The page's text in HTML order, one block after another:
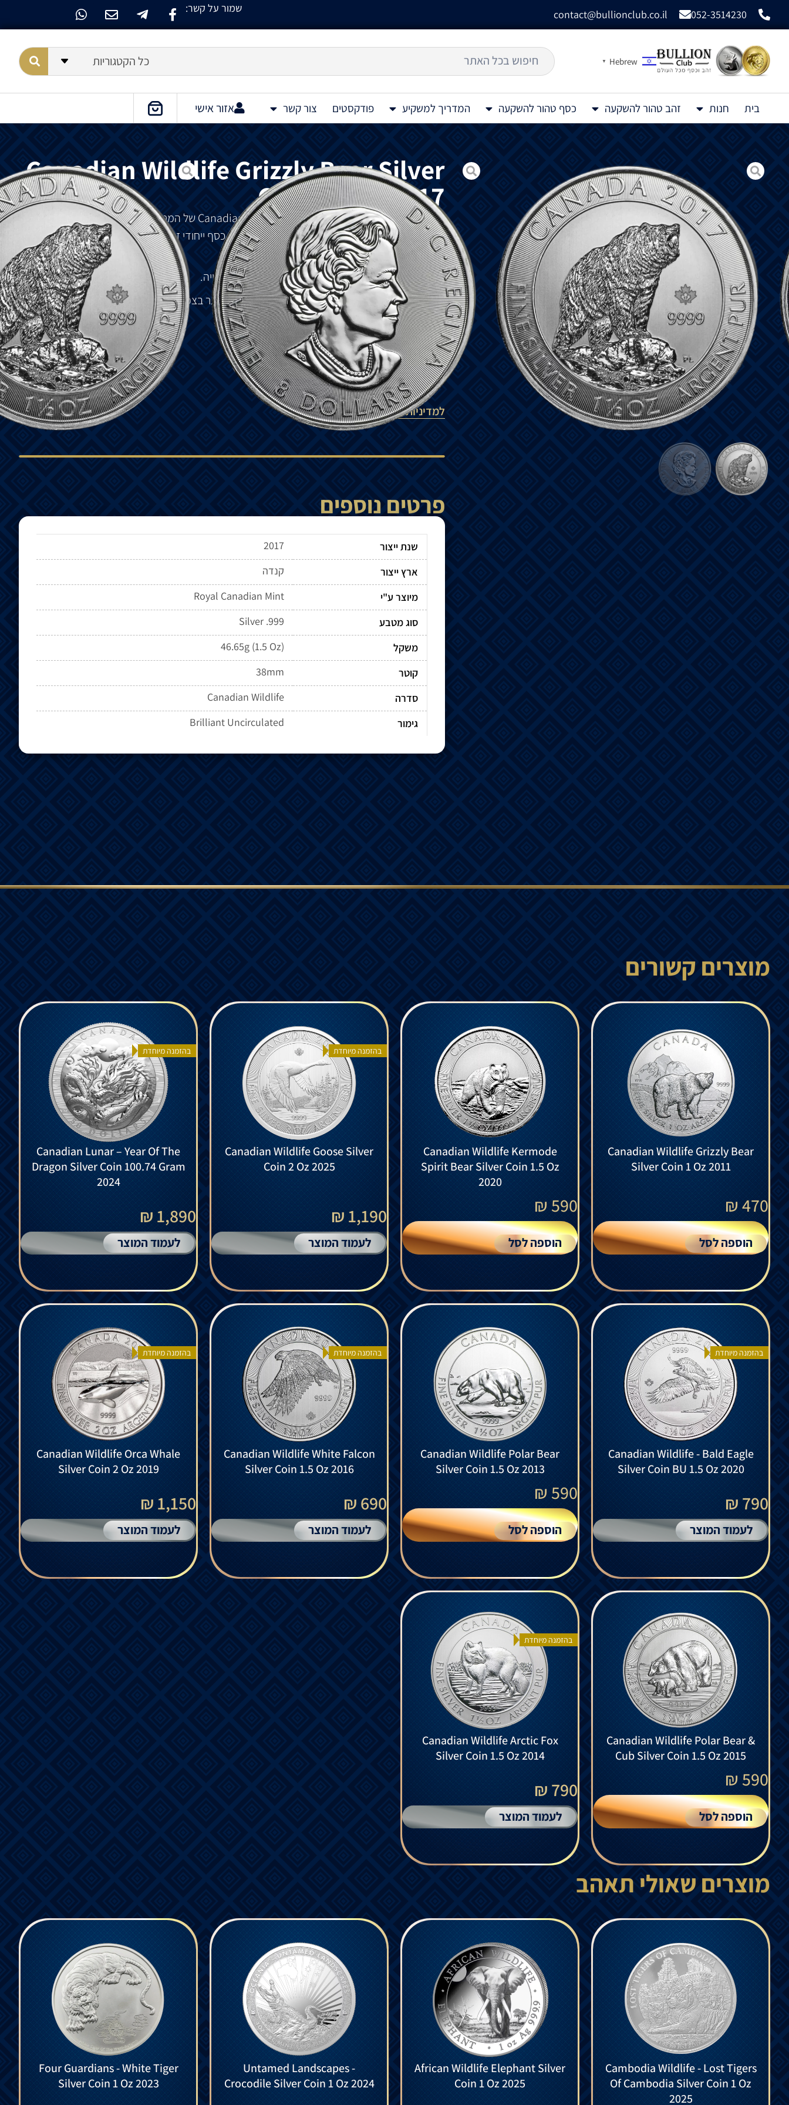
052-3514230
contact@bullionclub.co.il שמור על קשר:
Hebrew
▼ כל הקטגוריות
בית חנות זהב טהור להשקעה כסף טהור להשקעה המדריך למשקיע פודקסטים צור קשר אזור אישי
Canadian Wildlife Grizzly Bear Silver
Coin 1.5 Oz 2017
מטבעכסףCanadian Wildlife Grizzly Bear 1.5 Oz 2017 שלהמטבעההמלכותית הקנדית
במוצריכסףמשובחיםשל999. באיכותגבוהה.מטבעכסף ייחודי זהבמשקל1.5 אונקיותמציגדוב
גריזלי.
חזיתהמטבעמציגאתהודמלכותההמלכהאליזבתהשנייה.
גבהמטבעמציג הדובגריזלי,היונקהטורףהגדולביותרבצפוןאמריקה
590
₪
הוספה לסל
למדיניות המשלוחים
פרטים נוספים
שנת ייצור
2017
ארץ ייצור
קנדה
מיוצר ע"י
Royal Canadian Mint
סוג מטבע
Silver .999
משקל
46.65g (1.5 Oz)
קוטר
38mm
סדרה
Canadian Wildlife
גימור
Brilliant Uncirculated
מוצרים קשורים
Canadian Wildlife Grizzly Bear
Silver Coin 1 Oz 2011
470
₪
הוספה לסל
Canadian Wildlife Kermode
Spirit Bear Silver Coin 1.5 Oz
2020
590
₪
הוספה לסל
בהזמנה מיוחדת
Canadian Wildlife Goose Silver
Coin 2 Oz 2025
1,190 ₪
לעמוד המוצר
בהזמנה מיוחדת
Canadian Lunar – Year Of The
Dragon Silver Coin 100.74 Gram
2024
1,890 ₪
לעמוד המוצר
בהזמנה מיוחדת
Canadian Wildlife - Bald Eagle
Silver Coin BU 1.5 Oz 2020
790 ₪
לעמוד המוצר
Canadian Wildlife Polar Bear
Silver Coin 1.5 Oz 2013
590
₪
הוספה לסל
בהזמנה מיוחדת
Canadian Wildlife White Falcon
Silver Coin 1.5 Oz 2016
690 ₪
לעמוד המוצר
בהזמנה מיוחדת
Canadian Wildlife Orca Whale
Silver Coin 2 Oz 2019
1,150 ₪
לעמוד המוצר
Canadian Wildlife Polar Bear &
Cub Silver Coin 1.5 Oz 2015
590
₪
הוספה לסל
בהזמנה מיוחדת
Canadian Wildlife Arctic Fox
Silver Coin 1.5 Oz 2014
790 ₪
לעמוד המוצר
מוצרים שאולי תאהב
Cambodia Wildlife - Lost Tigers
Of Cambodia Silver Coin 1 Oz
2025
African Wildlife Elephant Silver
Coin 1 Oz 2025
Untamed Landscapes -
Crocodile Silver Coin 1 Oz 2024
Four Guardians - White Tiger
Silver Coin 1 Oz 2023